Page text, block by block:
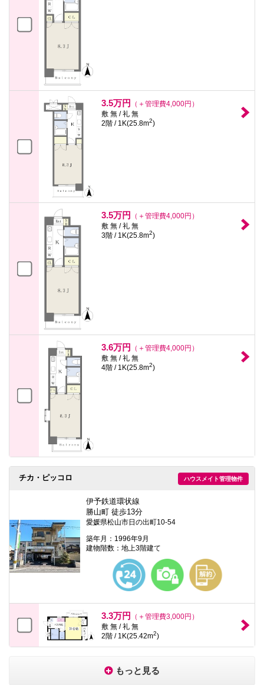
3.5万円
（＋管理費4,000円）
敷 無 / 礼 無
2階 / 1K(25.8m2)
3.5万円
（＋管理費4,000円）
敷 無 / 礼 無
3階 / 1K(25.8m2)
3.6万円
（＋管理費4,000円）
敷 無 / 礼 無
4階 / 1K(25.8m2)
ハウスメイト管理物件
チカ・ピッコロ
伊予鉄道環状線
勝山町 徒歩13分
愛媛県松山市日の出町10-54
築年月：1996年9月
建物階数：地上3階建て
3.3万円
（＋管理費3,000円）
敷 無 / 礼 無
2階 / 1K(25.42m2)
もっと見る